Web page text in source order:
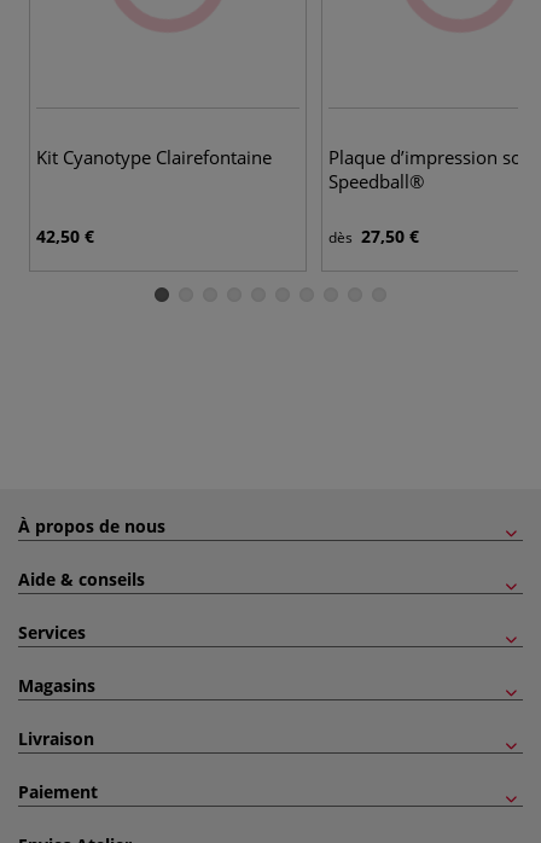
Kit Cyanotype Clairefontaine
42,50 €
Plaque d’impression
Speedball®
dès 27,50 €
À propos de nous
Aide & conseils
Services
Magasins
Livraison
Paiement